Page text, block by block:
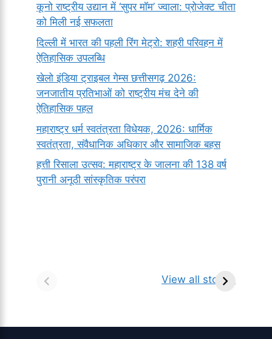
कूनो राष्ट्रीय उद्यान में ‘सुपर मॉम’ ज्वाला: प्रोजेक्ट चीता
को मिली नई सफलता
दिल्ली में भारत की पहली रिंग मेट्रो: शहरी परिवहन में
ऐतिहासिक उपलब्धि
खेलो इंडिया ट्राइबल गेम्स छत्तीसगढ़ 2026:
जनजातीय प्रतिभाओं को राष्ट्रीय मंच देने की
ऐतिहासिक पहल
महाराष्ट्र धर्म स्वतंत्रता विधेयक, 2026: धार्मिक
स्वतंत्रता, संवैधानिक अधिकार और सामाजिक बहस
हत्ती रिसाला उत्सव: महाराष्ट्र के जालना की 138 वर्ष
पुरानी अनूठी सांस्कृतिक परंपरा
View all stories
किसे कहते है?
ज्योतिर्लिंग | नाम,